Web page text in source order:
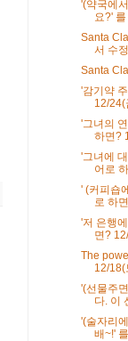
'(약국에
요?'
Santa
서 수
Santa
'감기약
12/24(
'그녀의
하면?
'그녀에
어로
' (커피숍
로 하
'저 은행
면?
The
12/18(
'(선물주
다. 이
'(술자리
배~!'